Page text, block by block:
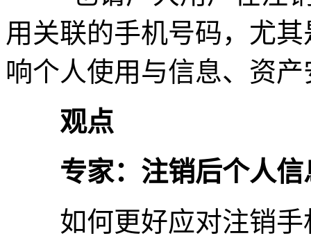
用关联的手机号码，尤
响个人使用与信息、资
观点
专家：注销后个人
如何更好应对注销手